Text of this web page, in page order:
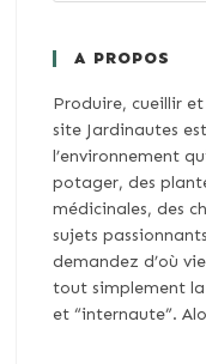
A PROPOS
Produire, cueillir
site Jardinautes
l’environnement
potager, des
médicinales, des
sujets
demandez d’où
tout simplement
et “internaute”.